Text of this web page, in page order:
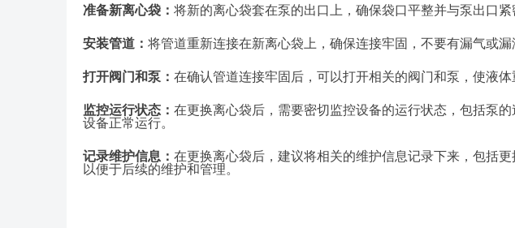
准备新离心袋： 将新的离心袋套在泵的出口上，确保袋口平整并与泵出口紧
安装管道： 将管道重新连接在新离心袋上，确保连接牢固，不要有漏气或漏
打开阀门和泵： 在确认管道连接牢固后，可以打开相关的阀门和泵，使液体
监控运行状态： 在更换离心袋后，需要密切监控设备的运行状态，包括泵
设备正常运行。
记录维护信息： 在更换离心袋后，建议将相关的维护信息记录下来，包括
以便于后续的维护和管理。